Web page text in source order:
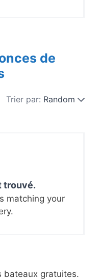
de
Trier par: Random
trouvé.
matching your
bateaux gratuites.